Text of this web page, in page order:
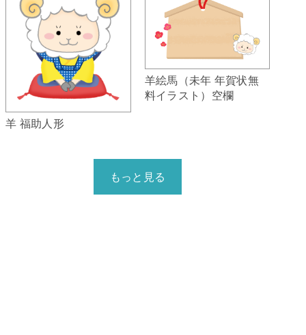
羊 福助人形
羊絵馬（未年 年賀状無
料イラスト）空欄
もっと見る